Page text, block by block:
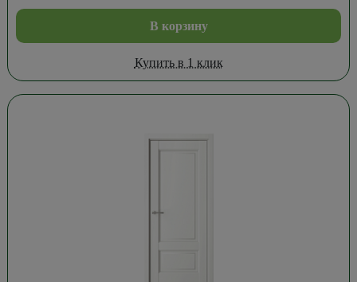
В корзину
Купить в 1 клик